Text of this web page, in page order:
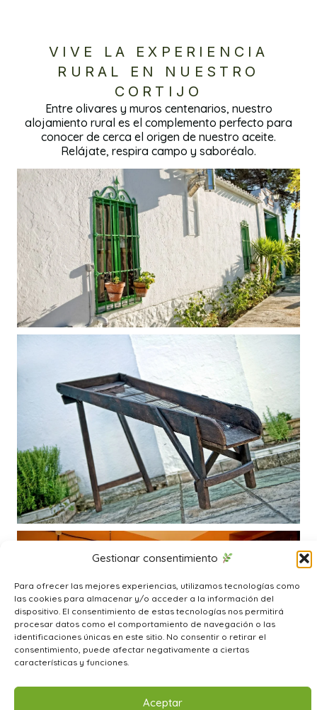
Gestionar consentimiento
Para ofrecer las mejores experiencias, utilizamos tecnologías como
las cookies para almacenar y/o acceder a la información del
dispositivo. El consentimiento de estas tecnologías nos permitirá
procesar datos como el comportamiento de navegación o las
identificaciones únicas en este sitio. No consentir o retirar el
consentimiento, puede afectar negativamente a ciertas
características y funciones.
Aceptar
VIVE LA EXPERIENCIA
RURAL EN NUESTRO
CORTIJO
Entre olivares y muros centenarios, nuestro
alojamiento rural es el complemento perfecto para
conocer de cerca el origen de nuestro aceite.
Relájate, respira campo y saboréalo.